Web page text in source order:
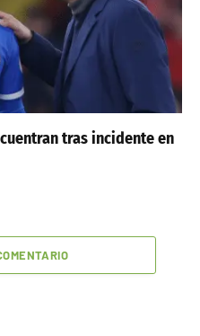
tras incidente en